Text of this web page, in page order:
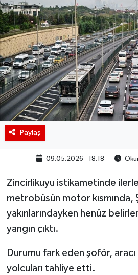
Paylaş
09.05.2026 - 18:18
Zincirlikuyu istikametinde
metrobüsün motor kısmında,
yakınlarındayken henüz
yangın çıktı.
Durumu fark eden şoför,
yolcuları tahliye etti.
Coin Isı Haritası
Ekonomik Takvim
Kiripto Para Piyasası
Gizlilik Sözleşmesi
Hakkımızda
İletişim